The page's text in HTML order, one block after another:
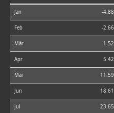
Jan -4.88
Feb -2.66
Mär 1.52
Apr 5.42
Mai 11.59
Jun 18.61
Jul 23.65